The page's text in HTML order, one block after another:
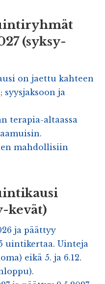
(syksy-
on jaettu kahteen
syysjaksoon ja
terapia-altaassa
mahdollisiin
kevät)
ja päättyy
uintikertaa. Uinteja
eikä 5. ja 6.12.